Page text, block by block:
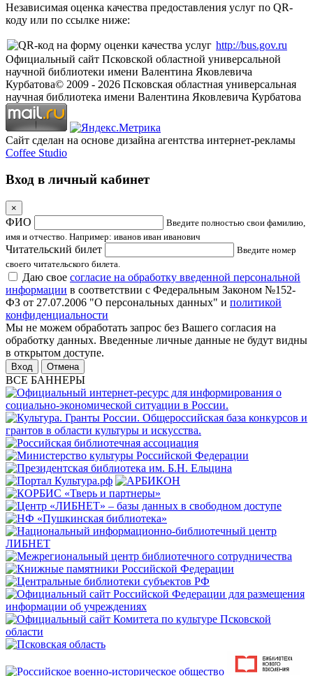
Независимая оценка качества предоставления услуг по QR-
коду или по ссылке ниже:
http://bus.gov.ru
Официальный сайт Псковской областной универсальной
научной библиотеки имени Валентина Яковлевича
Курбатова© 2009 - 2026 Псковская областная универсальная
научная библиотека имени Валентина Яковлевича Курбатова
Сайт сделан на основе дизайна агентства интернет-рекламы
Coffee Studio
Вход в личный кабинет
×
ФИО
Введите полностью свои фамилию,
имя и отчество. Например: иванов иван иванович
Читательский билет
Введите номер
своего читательского билета.
Даю свое согласие на обработку введенной персональной
информации в соответствии с Федеральным Законом №152-
ФЗ от 27.07.2006 "О персональных данных" и политикой
конфиденциальности
Мы не можем обработать запрос без Вашего согласия на
обработку данных. Введенные личные данные не будут видны
в открытом доступе.
Отмена
ВСЕ БАННЕРЫ